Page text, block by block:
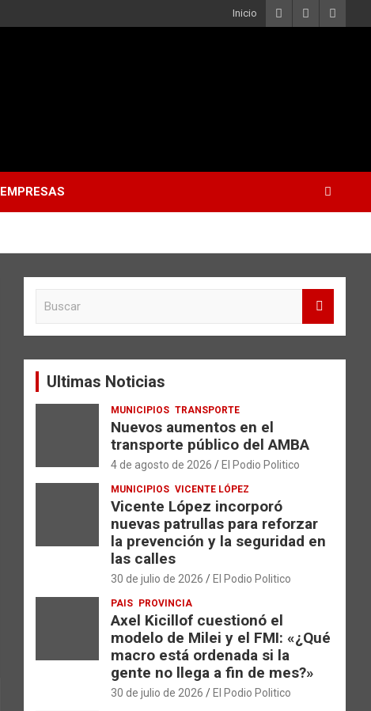
Inicio
EMPRESAS
a
Ultimas Noticias
MUNICIPIOS TRANSPORTE
Nuevos aumentos en el
transporte público del AMBA
4 de agosto de 2026 El Podio Politico
MUNICIPIOS VICENTE LÓPEZ
Vicente López incorporó
nuevas patrullas para reforzar
la prevención y la seguridad en
las calles
30 de julio de 2026 El Podio Politico
PAIS PROVINCIA
Axel Kicillof cuestionó el
modelo de Milei y el FMI: «¿Qué
macro está ordenada si la
gente no llega a fin de mes?»
30 de julio de 2026 El Podio Politico